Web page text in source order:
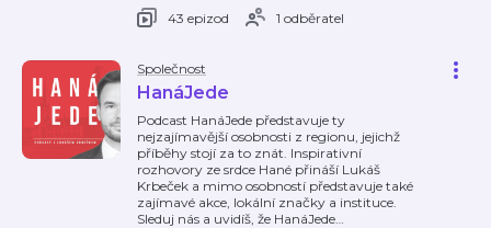
43 epizod
1 odběratel
Společnost
HanáJede
Podcast HanáJede představuje ty
nejzajímavější osobnosti z regionu, jejichž
příběhy stojí za to znát. Inspirativní
rozhovory ze srdce Hané přináší Lukáš
Krbeček a mimo osobností představuje také
zajímavé akce, lokální značky a instituce.
Sleduj nás a uvidíš, že HanáJede…